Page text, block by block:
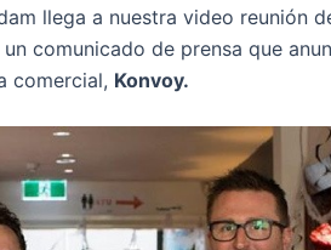
llega a nuestra video reunión
comunicado de prensa que
comercial, Konvoy.